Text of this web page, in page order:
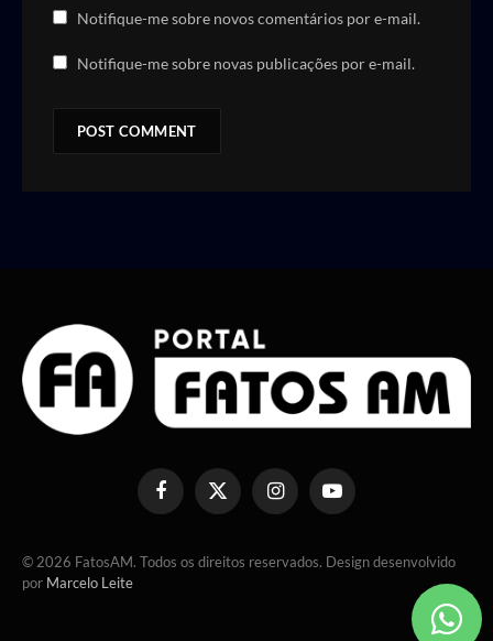
Notifique-me sobre novos comentários por e-mail.
Notifique-me sobre novas publicações por e-mail.
FacebookX
(Twitter)
InstagramYouTube
© 2026 FatosAM. Todos os direitos reservados. Design desenvolvido
por Marcelo Leite